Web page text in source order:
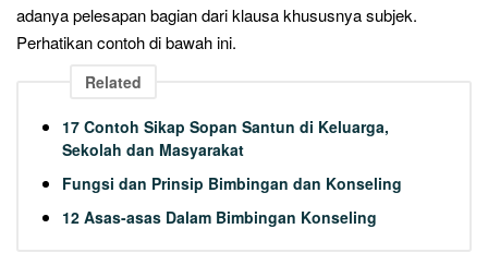
adanya pelesapan bagian dari klausa khususnya subjek.
Perhatikan contoh di bawah ini.
Related
17 Contoh Sikap Sopan Santun di Keluarga,
Sekolah dan Masyarakat
Fungsi dan Prinsip Bimbingan dan Konseling
12 Asas-asas Dalam Bimbingan Konseling